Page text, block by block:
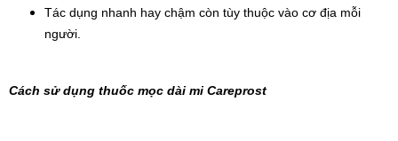
Tác dụng nhanh hay chậm còn tùy thuộc vào cơ địa mỗi
người.
Cách sử dụng thuốc mọc dài mi Careprost